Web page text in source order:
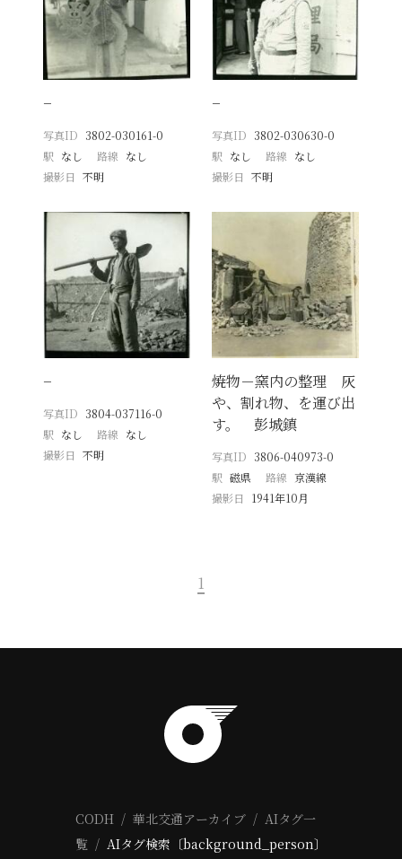
−
写真ID 3802-030161-0
駅 なし 路線 なし
撮影日
不明
−
写真ID 3802-030630-0
駅 なし 路線 なし
撮影日 不明
−
写真ID 3804-037116-0
駅 なし 路線 なし
撮影日
不明
焼物－窯内の整理 灰
や、割れ物、を運び出
す。 彭城鎮
写真ID 3806-040973-0
駅 磁県 路線 京漢線
撮影日
1941年10月
1
CODH 華北交通アーカイブ
AIタグ一
覧
AIタグ検索〔background_person〕